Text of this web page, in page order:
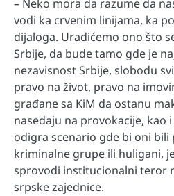
– Neko mora da razume da
vodi ka crvenim linijama, ka
dijaloga. Uradićemo ono što
Srbije, da bude tamo gde je
nezavisnost Srbije, slobodu
pravo na život, pravo na
građane sa KiM da ostanu
nasedaju na provokacije, kao
odigra scenario gde bi oni bili
kriminalne grupe ili huligani,
sprovodi institucionalni teror
srpske zajednice.